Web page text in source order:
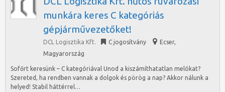
munkára keres C kategóriás
gépjárművezetőket!
DCL Logisztika Kft. C jogosítvány Ecser,
Magyarország
Sofőrt keresünk – C kategóriával Unod a kiszámíthatatlan melókat?
Szereted, ha rendben vannak a dolgok és pörög a nap? Akkor nálunk a
helyed! Stabil háttérrel…